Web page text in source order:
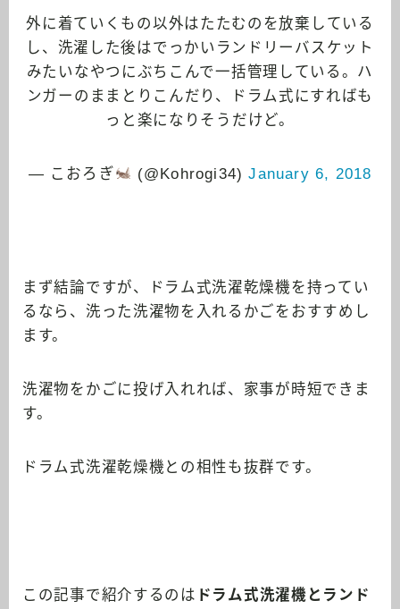
外に着ていくもの以外はたたむのを放棄している
し、洗濯した後はでっかいランドリーバスケット
みたいなやつにぶちこんで一括管理している。ハ
ンガーのままとりこんだり、ドラム式にすればも
っと楽になりそうだけど。
— こおろぎ (@Kohrogi34)January 6, 2018
まず結論ですが、ドラム式洗濯乾燥機を持ってい
るなら、洗った洗濯物を入れるかごをおすすめし
ます。
洗濯物をかごに投げ入れれば、家事が時短できま
す。
ドラム式洗濯乾燥機との相性も抜群です。
この記事で紹介するのは ドラム式洗濯機とランド